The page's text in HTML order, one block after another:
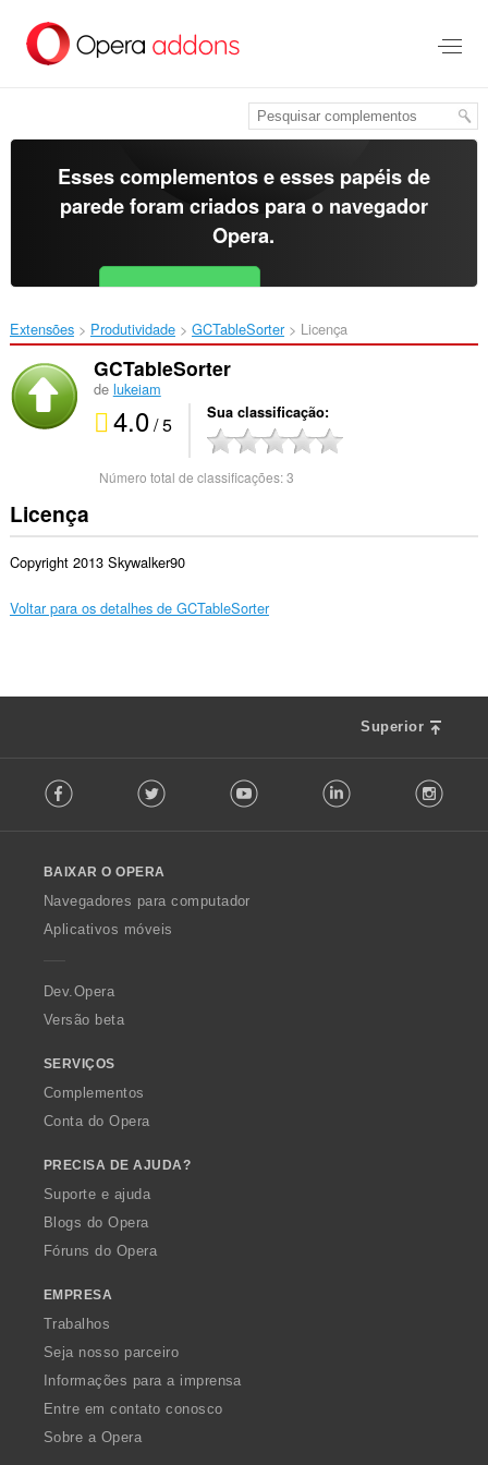
para
Esses complementos e esses papéis de
parede foram criados para o navegador
Opera.
Baixar o Opera Free for Android
Extensões Produtividade GCTableSorter‎ Licença
GCTableSorter
de lukeiam
4.0/ 5 Sua classificação
Número total de classificações:3
Licença
Copyright 2013 Skywalker90
Voltar para os detalhes de GCTableSorter
Superior
o
w
O
p
a
Facebook Twitter Youtube LinkedIn
BAIXAR O OPERA
Navegadores para computador
Aplicativos móveis
Dev.Opera
Versão beta
SERVIÇOS
Complementos
Conta do Opera
PRECISA DE AJUDA?
Suporte e ajuda
Blogs do Opera
Fóruns do Opera
EMPRESA
Trabalhos
Seja nosso parceiro
Informações para a imprensa
Entre em contato conosco
Sobre a Opera